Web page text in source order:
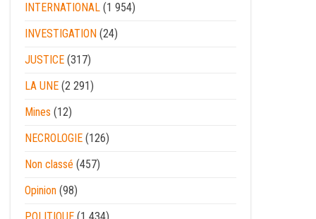
INTERNATIONAL (1 954)
INVESTIGATION (24)
JUSTICE (317)
LA UNE (2 291)
Mines (12)
NECROLOGIE (126)
Non classé (457)
Opinion (98)